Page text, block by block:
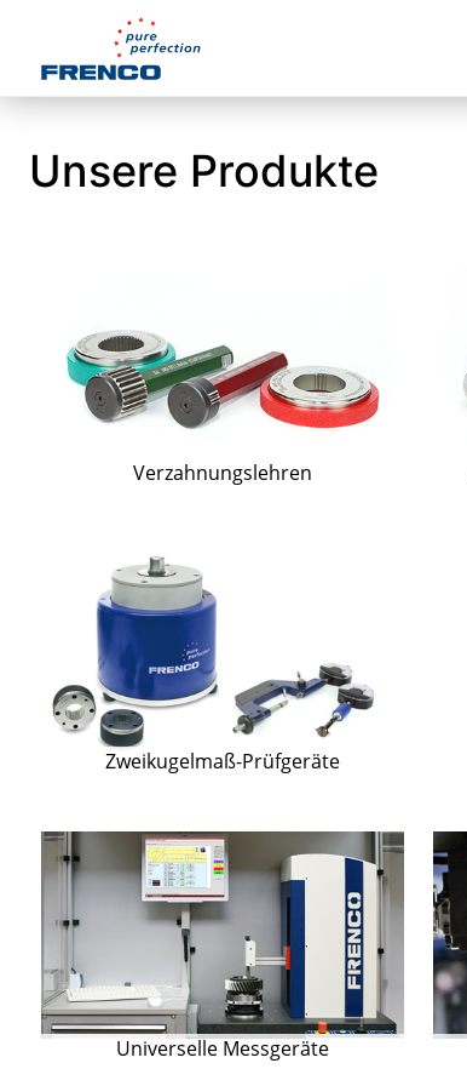
Unsere Produkte
Verzahnungslehren
Zweikugelmaß-Prüfgeräte
Universelle Messgeräte